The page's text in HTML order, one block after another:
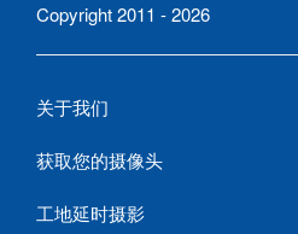
Copyright 2011 - 2026
关于我们
获取您的摄像头
工地延时摄影